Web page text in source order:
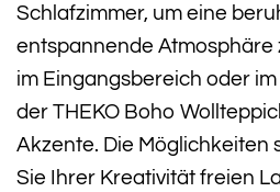
Schlafzimmer, um eine
entspannende Atmosphäre
im Eingangsbereich oder
der THEKO Boho
Akzente. Die Möglichkeiten
Sie Ihrer Kreativität freien